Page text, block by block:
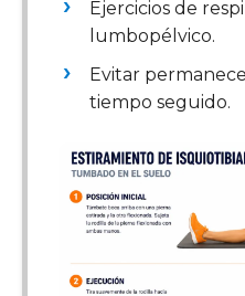
Ejercicios de
lumbopélvico.
Evitar
tiempo seguido.